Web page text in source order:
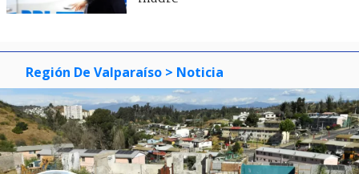
Región De Valparaíso > Noticia